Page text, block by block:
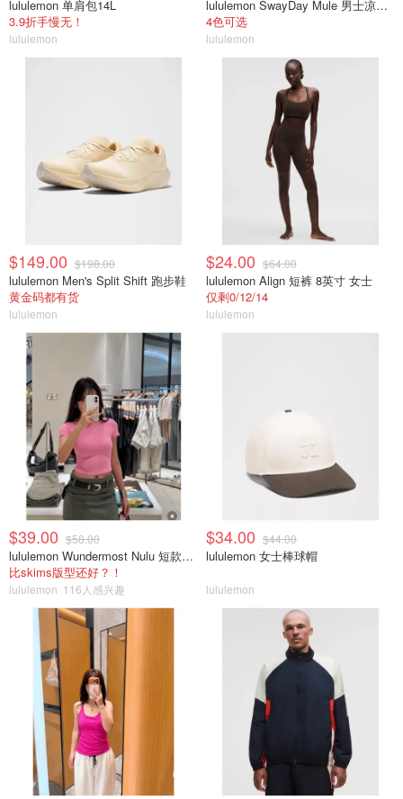
lululemon 单肩包14L
3.9折手慢无！
lululemon
lululemon SwayDay Mule 男士凉拖鞋
4色可选
lululemon
$149.00 $198.00
lululemon Men's Split Shift 跑步鞋
黄金码都有货
lululemon
$24.00 $64.00
lululemon Align 短裤 8英寸 女士
仅剩0/12/14
lululemon
$39.00 $58.00
lululemon Wundermost Nulu 短款圆领T恤
比skims版型还好？！
lululemon 116人感兴趣
$34.00 $44.00
lululemon 女士棒球帽
lululemon